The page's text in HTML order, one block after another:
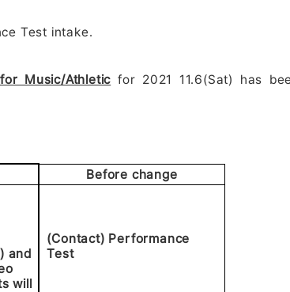
Test intake.
for Music/Athletic for 2021 11.6(Sat) has
Before change
and
will
(Contact) Performance
Test